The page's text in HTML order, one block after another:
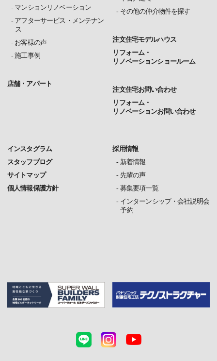
マンションリノベーション
アフターサービス・メンテナン
ス
お客様の声
施工事例
店舗・アパート
その他の仲介物件を探す
注文住宅モデルハウス
リフォーム・
リノベーションショールーム
注文住宅お問い合わせ
リフォーム・
リノベーションお問い合わせ
インスタグラム
スタッフブログ
サイトマップ
個人情報保護方針
採用情報
新着情報
先輩の声
募集要項一覧
インターンシップ・会社説明会
予約